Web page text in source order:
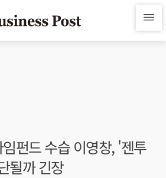
펀드 수습 이영창, '젠투
될까 긴장